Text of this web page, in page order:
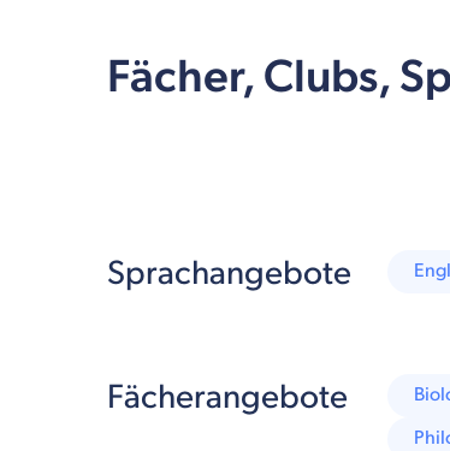
Fächer, Clubs,
Sprachangebote
Fächerangebote